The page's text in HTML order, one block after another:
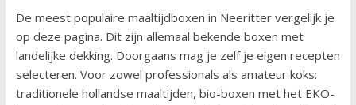
De meest populaire maaltijdboxen in Neeritter vergelijk je
op deze pagina. Dit zijn allemaal bekende boxen met
landelijke dekking. Doorgaans mag je zelf je eigen recepten
selecteren. Voor zowel professionals als amateur koks:
traditionele hollandse maaltijden, bio-boxen met het EKO-